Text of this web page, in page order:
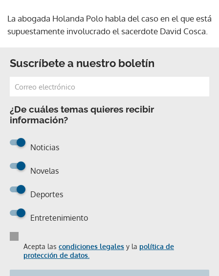
La abogada Holanda Polo habla del caso en el que está
supuestamente involucrado el sacerdote David Cosca.
Suscríbete a nuestro boletín
¿De cuáles temas quieres recibir
información?
Noticias
Novelas
Deportes
Entretenimiento
Acepta las condiciones legales y la política de
protección de datos.